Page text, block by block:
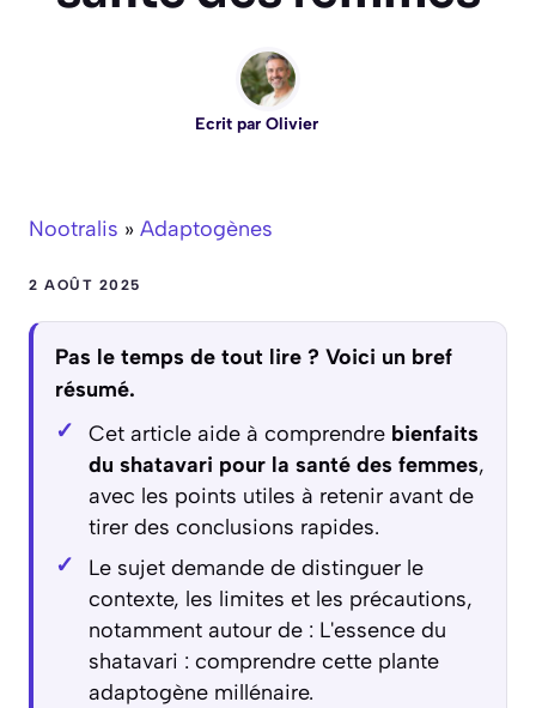
Ecrit par Olivier
Nootralis » Adaptogènes
2 AOÛT 2025
Pas le temps de tout lire ? Voici un bref
résumé.
Cet article aide à comprendre bienfaits
du shatavari pour la santé des femmes,
avec les points utiles à retenir avant de
tirer des conclusions rapides.
Le sujet demande de distinguer le
contexte, les limites et les précautions,
notamment autour de : L'essence du
shatavari : comprendre cette plante
adaptogène millénaire.